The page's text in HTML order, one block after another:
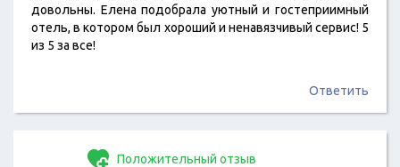
довольны. Елена подобрала уютный и гостеприимный
отель, в котором был хороший и ненавязчивый сервис! 5
из 5 за все!
Ответить
Положительный отзыв